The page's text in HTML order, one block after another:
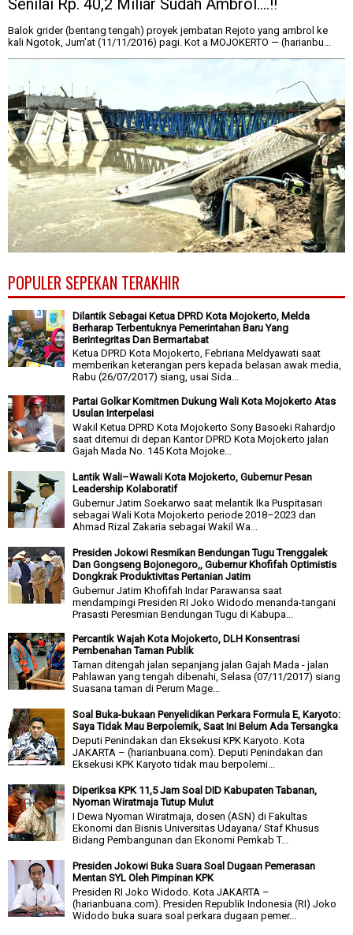
Senilai Rp. 40,2 Miliar Sudah Ambrol....!!
Balok grider (bentang tengah) proyek jembatan Rejoto yang ambrol ke
kali Ngotok, Jum'at (11/11/2016) pagi. Kot a MOJOKERTO — (harianbu...
POPULER SEPEKAN TERAKHIR
Dilantik Sebagai Ketua DPRD Kota Mojokerto, Melda
Berharap Terbentuknya Pemerintahan Baru Yang
Berintegritas Dan Bermartabat
Ketua DPRD Kota Mojokerto, Febriana Meldyawati saat
memberikan keterangan pers kepada belasan awak media,
Rabu (26/07/2017) siang, usai Sida...
Partai Golkar Komitmen Dukung Wali Kota Mojokerto Atas
Usulan Interpelasi
Wakil Ketua DPRD Kota Mojokerto Sony Basoeki Rahardjo
saat ditemui di depan Kantor DPRD Kota Mojokerto jalan
Gajah Mada No. 145 Kota Mojoke...
Lantik Wali–Wawali Kota Mojokerto, Gubernur Pesan
Leadership Kolaboratif
Gubernur Jatim Soekarwo saat melantik Ika Puspitasari
sebagai Wali Kota Mojokerto periode 2018–2023 dan
Ahmad Rizal Zakaria sebagai Wakil Wa...
Presiden Jokowi Resmikan Bendungan Tugu Trenggalek
Dan Gongseng Bojonegoro,, Gubernur Khofifah Optimistis
Dongkrak Produktivitas Pertanian Jatim
Gubernur Jatim Khofifah Indar Parawansa saat
mendampingi Presiden RI Joko Widodo menanda-tangani
Prasasti Peresmian Bendungan Tugu di Kabupa...
Percantik Wajah Kota Mojokerto, DLH Konsentrasi
Pembenahan Taman Publik
Taman ditengah jalan sepanjang jalan Gajah Mada - jalan
Pahlawan yang tengah dibenahi, Selasa (07/11/2017) siang
Suasana taman di Perum Mage...
Soal Buka-bukaan Penyelidikan Perkara Formula E, Karyoto:
Saya Tidak Mau Berpolemik, Saat Ini Belum Ada Tersangka
Deputi Penindakan dan Eksekusi KPK Karyoto. Kota
JAKARTA – (harianbuana.com). Deputi Penindakan dan
Eksekusi KPK Karyoto tidak mau berpolemi...
Diperiksa KPK 11,5 Jam Soal DID Kabupaten Tabanan,
Nyoman Wiratmaja Tutup Mulut
I Dewa Nyoman Wiratmaja, dosen (ASN) di Fakultas
Ekonomi dan Bisnis Universitas Udayana/ Staf Khusus
Bidang Pembangunan dan Ekonomi Pemkab T...
Presiden Jokowi Buka Suara Soal Dugaan Pemerasan
Mentan SYL Oleh Pimpinan KPK
Presiden RI Joko Widodo. Kota JAKARTA –
(harianbuana.com). Presiden Republik Indonesia (RI) Joko
Widodo buka suara soal perkara dugaan pemer...